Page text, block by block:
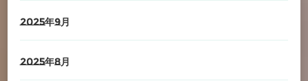
2025年9月
2025年8月